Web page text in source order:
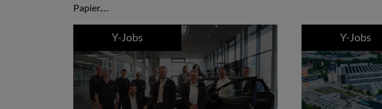
Papier.…
Y-Jobs Y-Jobs